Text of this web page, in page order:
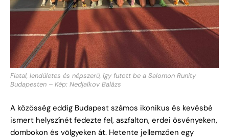
Fiatal, lendületes és népszerű, így futott be a Salomon Runity
Budapesten – Kép: Nedjalkov Balázs
A közösség eddig Budapest számos ikonikus és kevésbé
ismert helyszínét fedezte fel, aszfalton, erdei ösvényeken,
dombokon és völgyeken át. Hetente jellemzően egy